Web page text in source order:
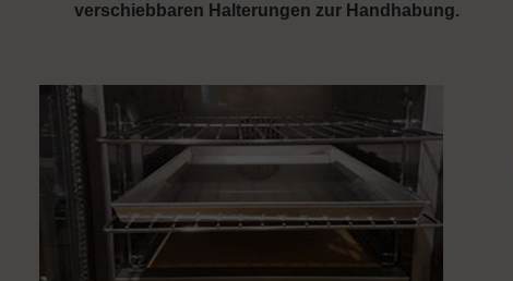
verschiebbaren Halterungen zur Handhabung.